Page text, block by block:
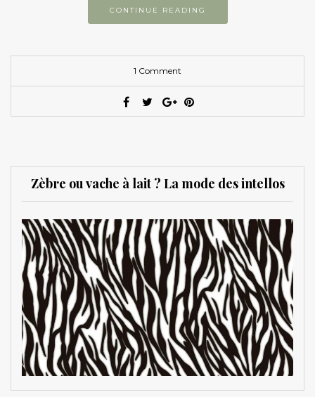
CONTINUE READING
1 Comment
Zèbre ou vache à lait ? La mode des intellos